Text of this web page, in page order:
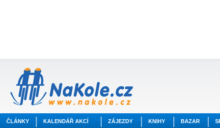
ČLÁNKY KALENDÁŘ AKCÍ ZÁJEZDY KNIHY BAZAR